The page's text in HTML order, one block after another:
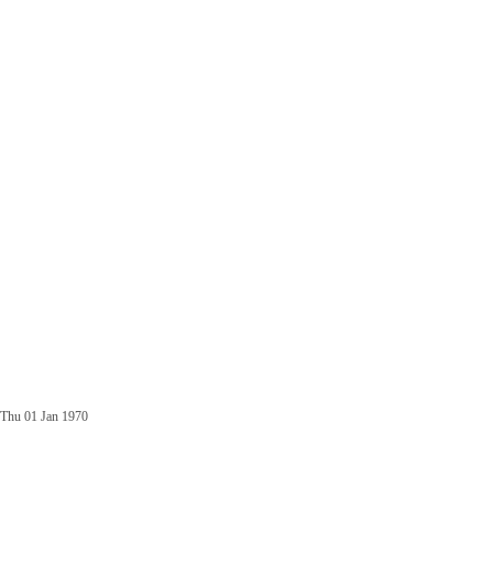
Thu 01 Jan 1970